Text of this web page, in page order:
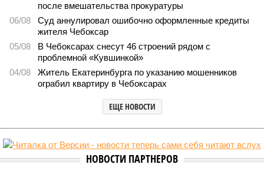
Роспотребнадзор после проверки отстранил от работы 20
сотрудников детских лагерей
детских лагерей (фото: pixnio.com)
Руководитель Управления Роспотребнадзора по Чувашской
Республике Татьяна Гермонова принимала участие в заседании
Межведомственной комиссии, занимающейся вопросами
организации детского отдыха и оздоровления в регионе. В